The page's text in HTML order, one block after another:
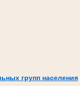
групп населения